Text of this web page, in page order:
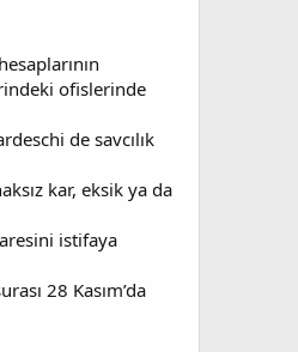
ofislerinde
de savcılık
kar, eksik ya da
istifaya
28 Kasım’da